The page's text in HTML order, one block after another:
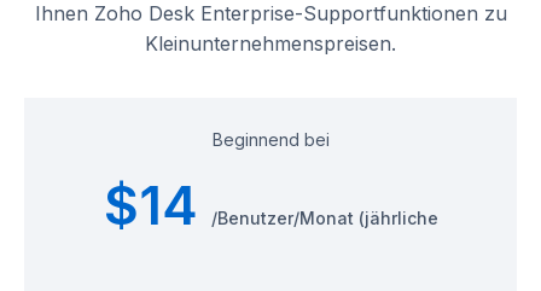
Ihnen Zoho Desk Enterprise-Supportfunktionen zu
Kleinunternehmenspreisen.
Beginnend bei
$14 /Benutzer/Monat (jährliche